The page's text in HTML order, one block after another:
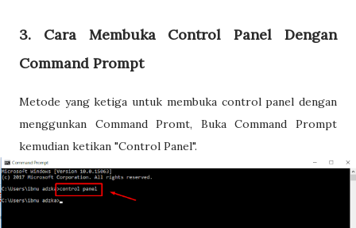
3. Cara Membuka Control Panel Dengan
Command Prompt
Metode yang ketiga untuk membuka control panel dengan
menggunkan Command Promt, Buka Command Prompt
kemudian ketikan "Control Panel".